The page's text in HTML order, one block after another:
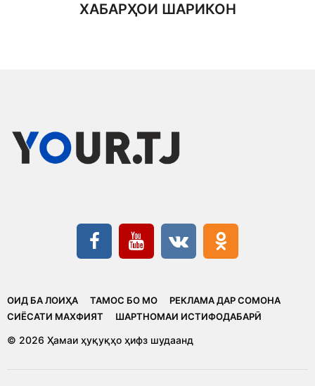
ХАБАРҲОИ ШАРИКОН
ОИД БА ЛОИҲА ТАМОС БО МО
РЕКЛАМА ДАР СОМОНА
CИЁСАТИ МАХФИЯТ
ШАРТНОМАИ ИСТИФОДАБАРӢ
© 2026 Ҳамаи ҳуқуқҳо ҳифз шудаанд